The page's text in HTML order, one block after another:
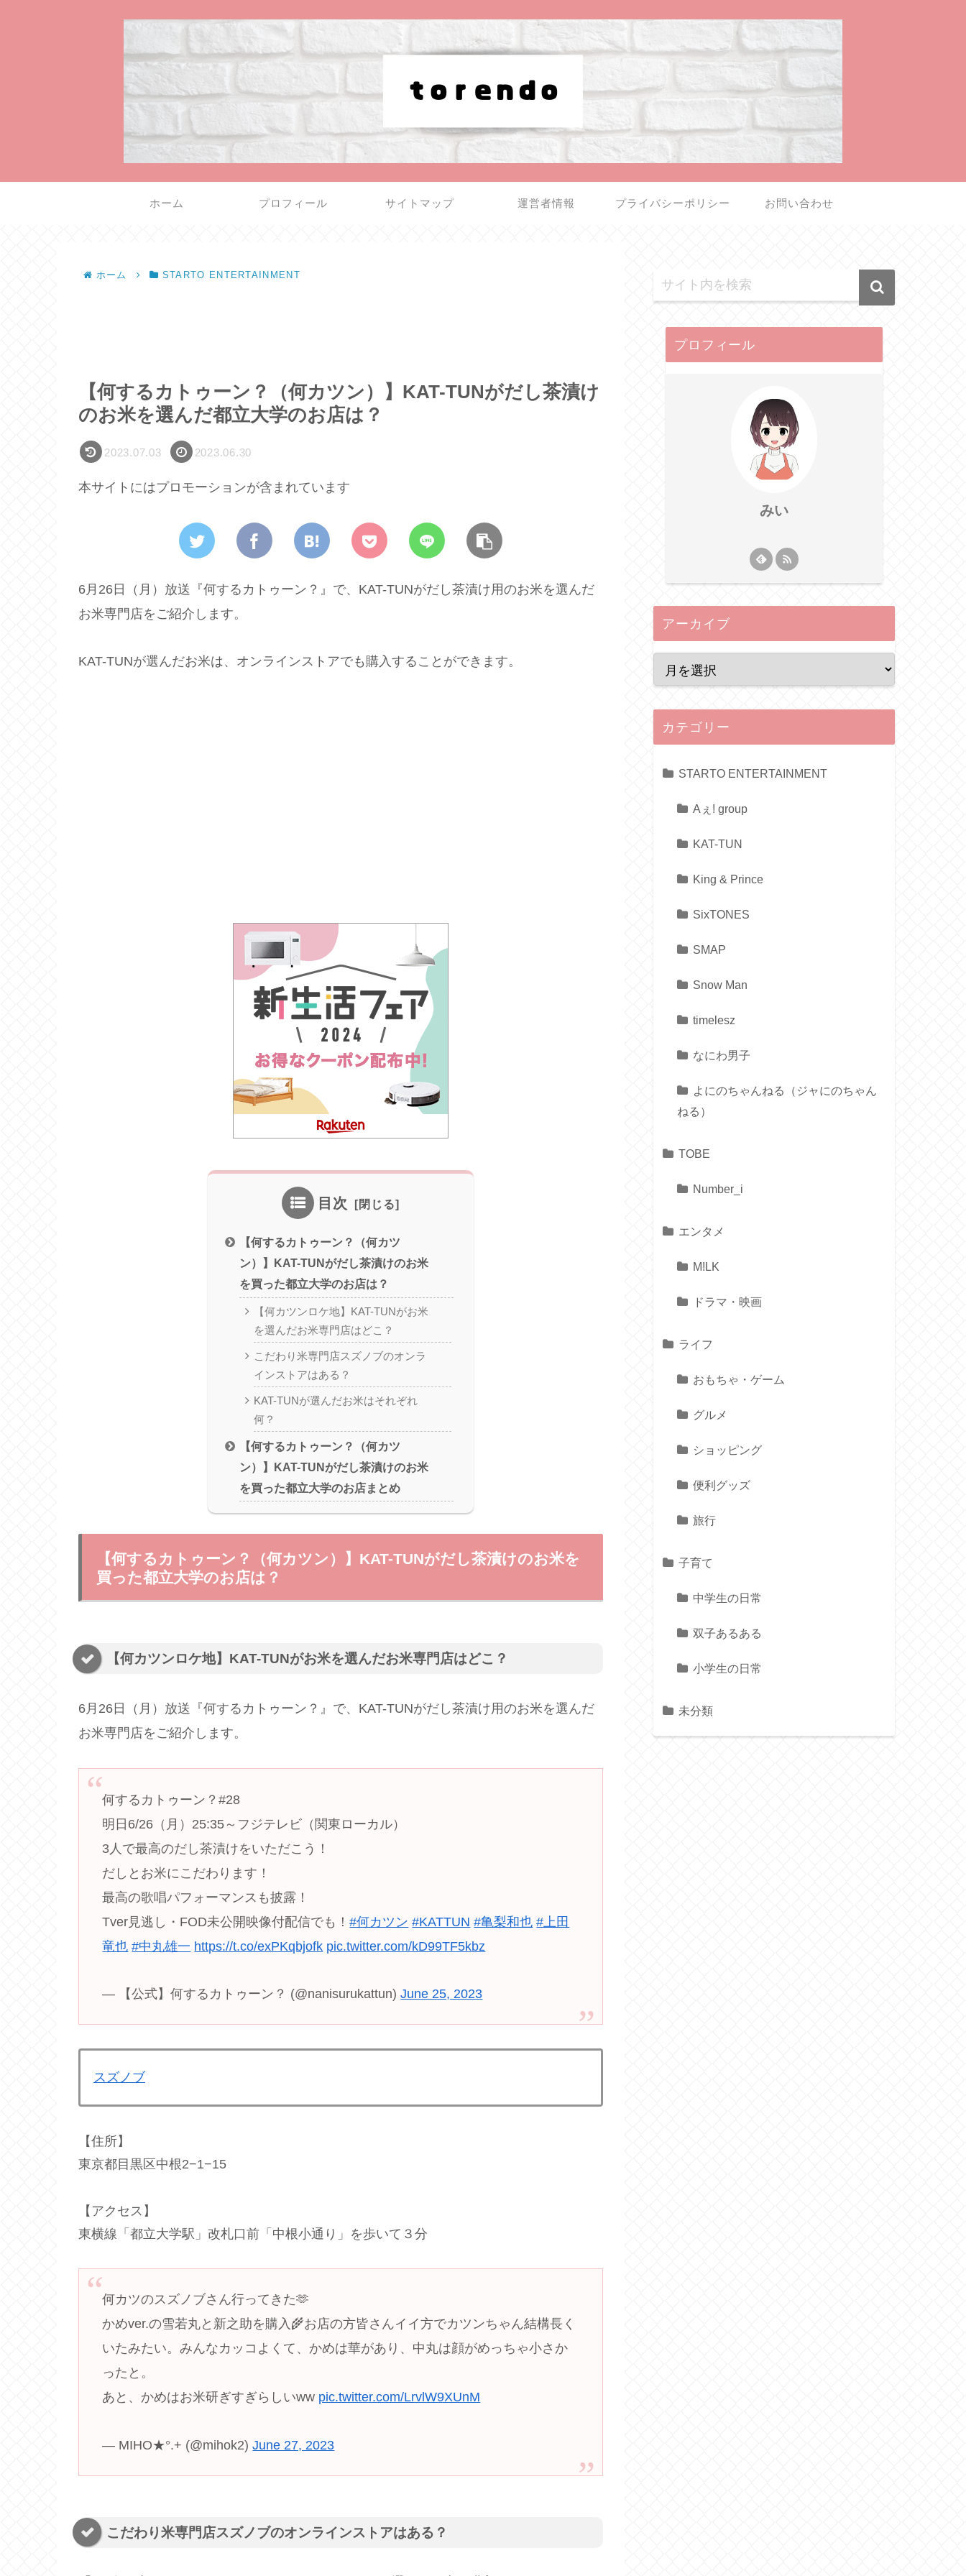
ホーム プロフィール サイトマップ 運営者情報 プライバシーポリシー お問い合わせ
ホーム STARTO ENTERTAINMENT
【何するカトゥーン？（何カツン）】KAT-TUNがだし茶漬け
のお米を選んだ都立大学のお店は？
2023.07.03 2023.06.30
本サイトにはプロモーションが含まれています
6月26日（月）放送『何するカトゥーン？』で、KAT-TUNがだし茶漬け用のお米を選んだ
お米専門店をご紹介します。
KAT-TUNが選んだお米は、オンラインストアでも購入することができます。
目次
【何するカトゥーン？（何カツ
ン）】KAT-TUNがだし茶漬けのお米
を買った都立大学のお店は？
【何カツンロケ地】KAT-TUNがお米
を選んだお米専門店はどこ？
こだわり米専門店スズノブのオンラ
インストアはある？
KAT-TUNが選んだお米はそれぞれ
何？
【何するカトゥーン？（何カツ
ン）】KAT-TUNがだし茶漬けのお米
を買った都立大学のお店まとめ
【何するカトゥーン？（何カツン）】KAT-TUNがだし茶漬けのお米を
買った都立大学のお店は？
【何カツンロケ地】KAT-TUNがお米を選んだお米専門店はどこ？
6月26日（月）放送『何するカトゥーン？』で、KAT-TUNがだし茶漬け用のお米を選んだ
お米専門店をご紹介します。
何するカトゥーン？#28
明日6/26（月）25:35～フジテレビ（関東ローカル）
3人で最高のだし茶漬けをいただこう！
だしとお米にこだわります！
最高の歌唱パフォーマンスも披露！
Tver見逃し・FOD未公開映像付配信でも！#何カツン #KATTUN #亀梨和也 #上田
竜也 #中丸雄一 https://t.co/exPKqbjofk pic.twitter.com/kD99TF5kbz
— 【公式】何するカトゥーン？ (@nanisurukattun)June 25, 2023
スズノブ
【住所】
東京都目黒区中根2−1−15
【アクセス】
東横線「都立大学駅」改札口前「中根小通り」を歩いて３分
何カツのスズノブさん行ってきた🫶
かめver.の雪若丸と新之助を購入🌾お店の方皆さんイイ方でカツンちゃん結構長く
いたみたい。みんなカッコよくて、かめは華があり、中丸は顔がめっちゃ小さか
ったと。
あと、かめはお米研ぎすぎらしいww pic.twitter.com/LrvlW9XUnM
— MIHO★°.+ (@mihok2)June 27, 2023
こだわり米専門店スズノブのオンラインストアはある？
プロフィール
みい
アーカイブ
カテゴリー
STARTO ENTERTAINMENT
Aぇ! group
KAT-TUN
King & Prince
SixTONES
SMAP
Snow Man
timelesz
なにわ男子
よにのちゃんねる（ジャにのちゃん
ねる）
TOBE
Number_i
エンタメ
M!LK
ドラマ・映画
ライフ
おもちゃ・ゲーム
グルメ
ショッピング
便利グッズ
旅行
子育て
中学生の日常
双子あるある
小学生の日常
未分類